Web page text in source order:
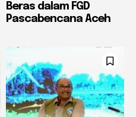
Beras dalam FGD
Pascabencana Aceh